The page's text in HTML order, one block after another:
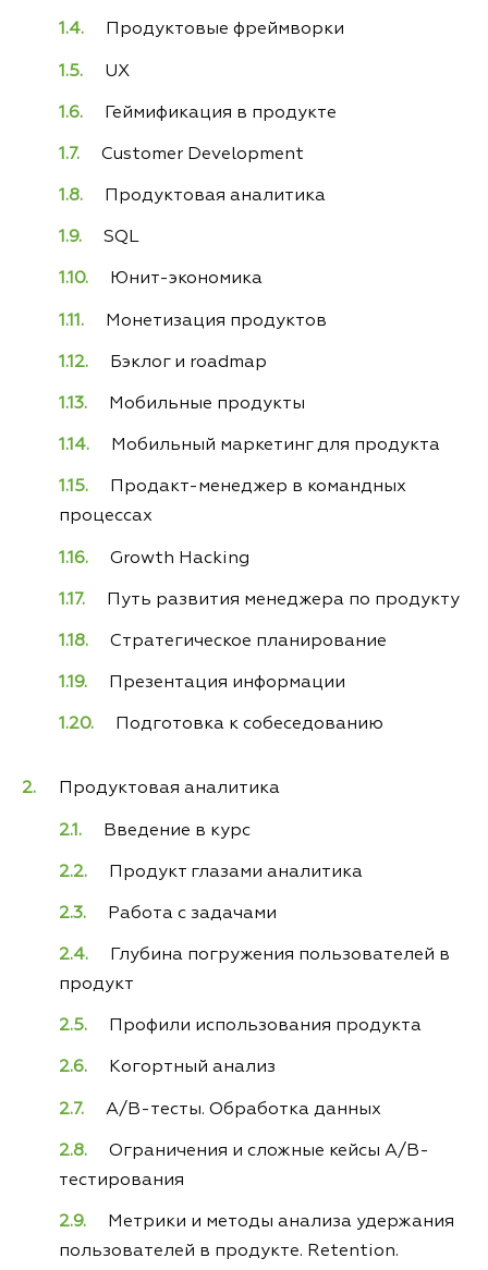
Продуктовые фреймворки
UX
Геймификация в продукте
Customer Development
Продуктовая аналитика
SQL
Юнит-экономика
Монетизация продуктов
Бэклог и roadmap
Мобильные продукты
Мобильный маркетинг для продукта
Продакт-менеджер в командных
процессах
Growth Hacking
Путь развития менеджера по продукту
Стратегическое планирование
Презентация информации
Подготовка к собеседованию
Продуктовая аналитика
Введение в курс
Продукт глазами аналитика
Работа с задачами
Глубина погружения пользователей в
продукт
Профили использования продукта
Когортный анализ
А/B-тесты. Обработка данных
Ограничения и сложные кейсы А/B-
тестирования
Метрики и методы анализа удержания
пользователей в продукте. Retention.